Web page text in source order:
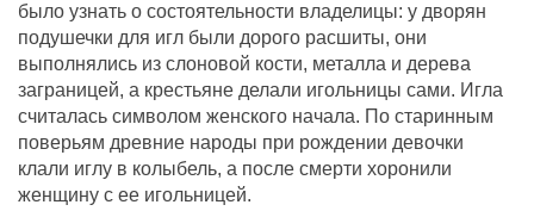
было узнать о состоятельности владелицы: у дворян
подушечки для игл были дорого расшиты, они
выполнялись из слоновой кости, металла и дерева
заграницей, а крестьяне делали игольницы сами. Игла
считалась символом женского начала. По старинным
поверьям древние народы при рождении девочки
клали иглу в колыбель, а после смерти хоронили
женщину с ее игольницей.